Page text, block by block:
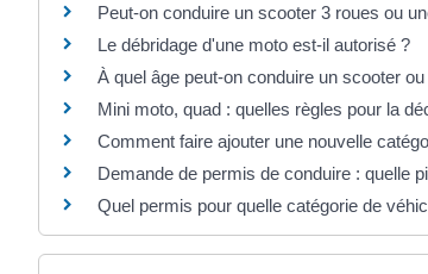
Peut-on conduire un scooter 3 roues ou
Le débridage d'une moto est-il autorisé ?
À quel âge peut-on conduire un scooter
Mini moto, quad : quelles règles pour la
Comment faire ajouter une nouvelle
Demande de permis de conduire : quelle
Quel permis pour quelle catégorie de